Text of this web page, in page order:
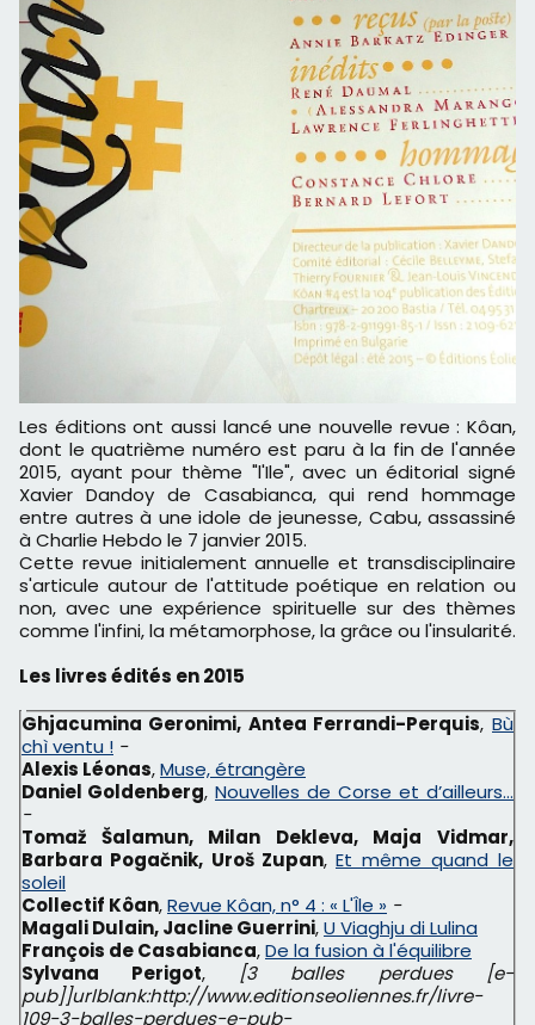
Les éditions ont aussi lancé une nouvelle revue : Kôan,
dont le quatrième numéro est paru à la fin de l'année
2015, ayant pour thème "l'Ile", avec un éditorial signé
Xavier Dandoy de Casabianca, qui rend hommage
entre autres à une idole de jeunesse, Cabu, assassiné
à Charlie Hebdo le 7 janvier 2015.
Cette revue initialement annuelle et transdisciplinaire
s'articule autour de l'attitude poétique en relation ou
non, avec une expérience spirituelle sur des thèmes
comme l'infini, la métamorphose, la grâce ou l'insularité.
Les livres édités en 2015
Ghjacumina Geronimi, Antea Ferrandi-Perquis, Bù
chì ventu ! -
Alexis Léonas,Muse, étrangère
Daniel Goldenberg, Nouvelles de Corse et d’ailleurs…
-
Tomaž Šalamun, Milan Dekleva, Maja Vidmar,
Barbara Pogačnik, Uroš Zupan, Et même quand le
soleil
Collectif Kôan,Revue Kôan, n° 4 : « L'Île » -
Magali Dulain, Jacline Guerrini,U Viaghju di Lulina
François de Casabianca,De la fusion à l'équilibre
Sylvana Perigot, [3 balles perdues [e-
pub]]urlblank:http://www.editionseoliennes.fr/livre-
109-3-balles-perdues-e-pub-